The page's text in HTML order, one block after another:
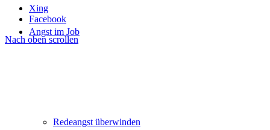
Angst im Job
Redeangst überwinden
Xing
Facebook
Nach oben scrollen